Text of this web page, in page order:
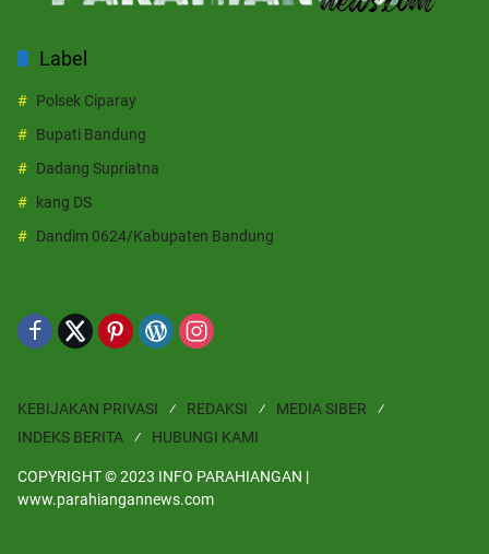
Label
Polsek Ciparay
Bupati Bandung
Dadang Supriatna
kang DS
Dandim 0624/Kabupaten Bandung
KEBIJAKAN PRIVASI REDAKSI
MEDIA SIBER
INDEKS BERITA
HUBUNGI KAMI
COPYRIGHT © 2023 INFO PARAHIANGAN |
www.parahiangannews.com